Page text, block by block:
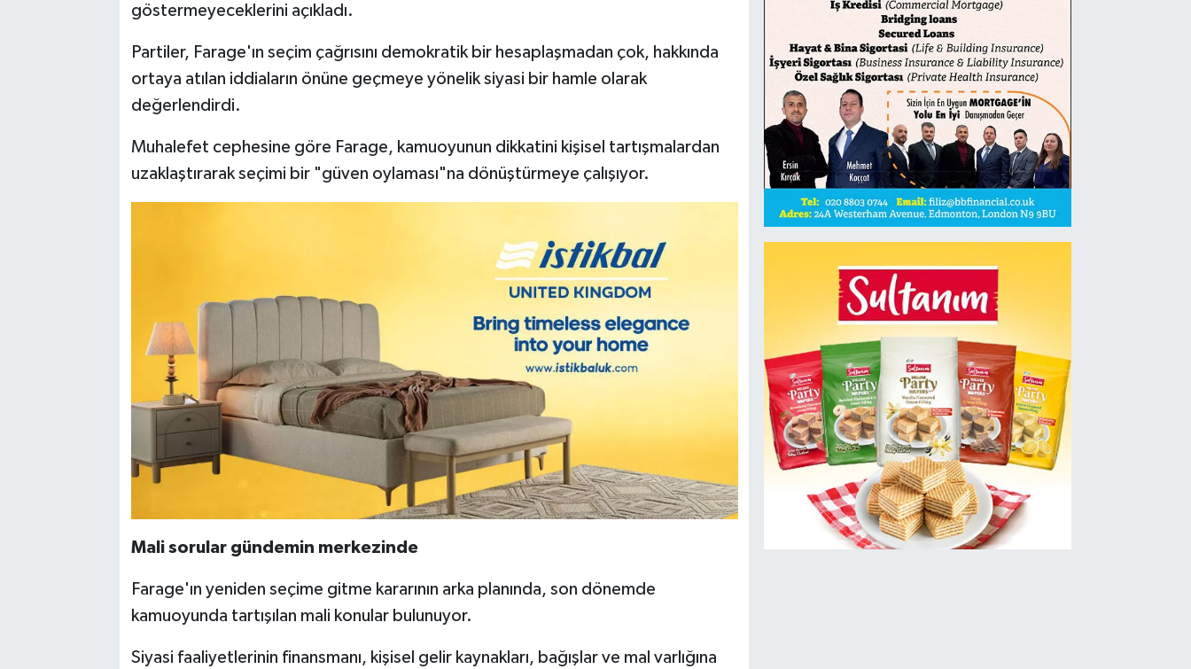
göstermeyeceklerini açıkladı.
Partiler, Farage'ın seçim çağrısını demokratik bir hesaplaşmadan çok, hakkında
ortaya atılan iddiaların önüne geçmeye yönelik siyasi bir hamle olarak
değerlendirdi.
Muhalefet cephesine göre Farage, kamuoyunun dikkatini kişisel tartışmalardan
uzaklaştırarak seçimi bir "güven oylaması"na dönüştürmeye çalışıyor.
Mali sorular gündemin merkezinde
Farage'ın yeniden seçime gitme kararının arka planında, son dönemde
kamuoyunda tartışılan mali konular bulunuyor.
Siyasi faaliyetlerinin finansmanı, kişisel gelir kaynakları, bağışlar ve mal varlığına